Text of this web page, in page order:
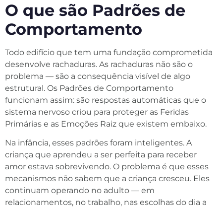
O que são Padrões de
Comportamento
Todo edifício que tem uma fundação comprometida
desenvolve rachaduras. As rachaduras não são o
problema — são a consequência visível de algo
estrutural. Os Padrões de Comportamento
funcionam assim: são respostas automáticas que o
sistema nervoso criou para proteger as Feridas
Primárias e as Emoções Raiz que existem embaixo.
Na infância, esses padrões foram inteligentes. A
criança que aprendeu a ser perfeita para receber
amor estava sobrevivendo. O problema é que esses
mecanismos não sabem que a criança cresceu. Eles
continuam operando no adulto — em
relacionamentos, no trabalho, nas escolhas do dia a